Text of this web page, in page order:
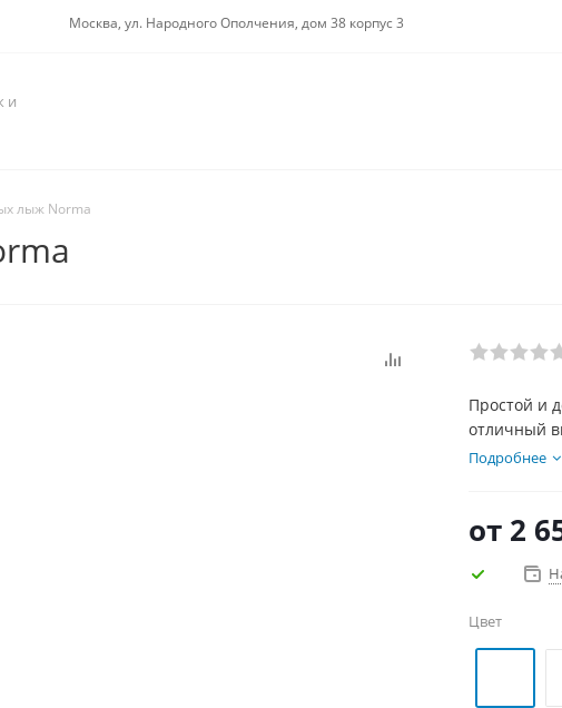
Москва, ул. Народного Ополчения, дом 38 корпус 3
и
лыж Norma
Простой и
отличный
наворотов.
Подробнее
от 2
Цвет